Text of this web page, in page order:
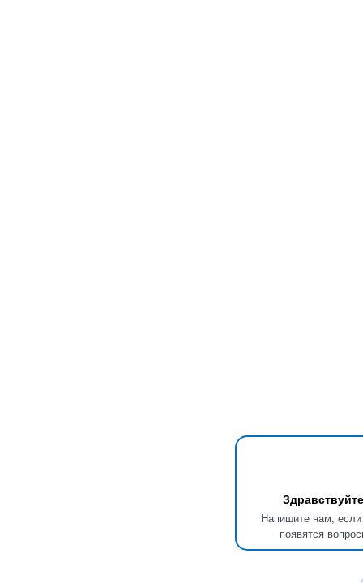
Напишите нам,
появятся